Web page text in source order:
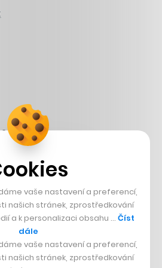
na Šumavě
vaše nastavení a preferencí,
našich stránek, zprostředkování
a k personalizaci obsahu … Číst
dále
vaše nastavení a preferencí,
našich stránek, zprostředkování